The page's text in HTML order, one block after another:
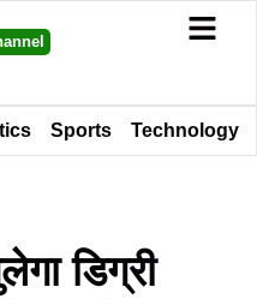
Sports Technology
डिग्री